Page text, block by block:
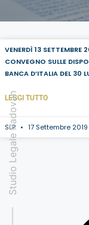
Studio Legale Padovan
VENERDÌ 13 SETTEMBRE
CONVEGNO SULLE
BANCA D’ITALIA DEL 30
DELLA CLIENTELA
LEGGI TUTTO
SLP 17 Settembre 2019